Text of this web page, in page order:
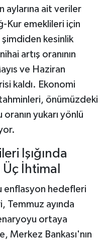
aylarına ait veriler
Kur emeklileri için
kesinlik
artış oranının
ve Haziran
kaldı. Ekonomi
önümüzdeki
yukarı yönlü
Işığında
İhtimal
enflasyon hedefleri
Temmuz ayında
ortaya
Merkez Bankası'nın